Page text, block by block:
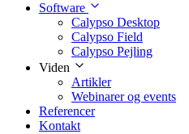
Software
Calypso Desktop
Calypso Field
Calypso Pejling
Viden
Artikler
Webinarer og events
Referencer
Kontakt